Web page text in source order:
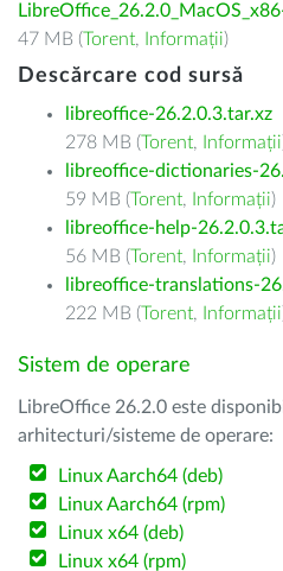
47 MB (Torent, Informații)
Descărcare cod sursă
libreoffice-26.2.0.3.tar.xz
278 MB (Torent, Informații
libreoffice-dictionaries-
59 MB (Torent, Informații)
libreoffice-help-
56 MB (Torent, Informații)
libreoffice-translations-
222 MB (Torent, Informații
Sistem de operare
LibreOffice 26.2.0 este
arhitecturi/sisteme de operare:
Linux Aarch64 (deb)
Linux Aarch64 (rpm)
Linux x64 (deb)
Linux x64 (rpm)